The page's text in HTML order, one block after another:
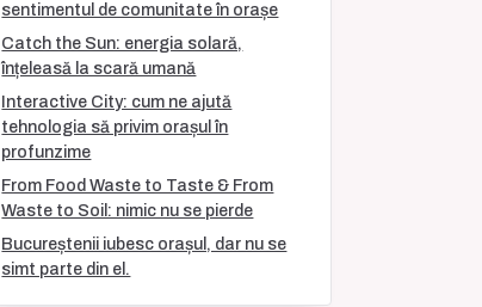
sentimentul de comunitate în orașe
Catch the Sun: energia solară,
înțeleasă la scară umană
Interactive City: cum ne ajută
tehnologia să privim orașul în
profunzime
From Food Waste to Taste & From
Waste to Soil: nimic nu se pierde
Bucureștenii iubesc orașul, dar nu se
simt parte din el.